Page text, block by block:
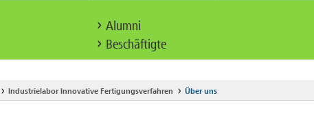
Alumni
Beschäftigte
Industrielabor Innovative Fertigungsverfahren Über uns